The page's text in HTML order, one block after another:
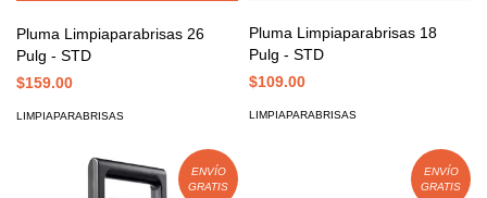
Pluma Limpiaparabrisas 26
Pulg - STD
$159.00
LIMPIAPARABRISAS
Pluma Limpiaparabrisas 18
Pulg - STD
$109.00
LIMPIAPARABRISAS
ENVÍO
GRATIS
ENVÍO
GRATIS